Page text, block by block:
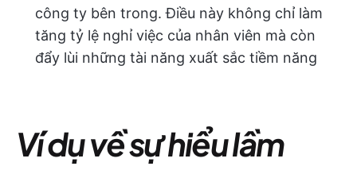
công ty bên trong. Điều này không chỉ làm
tăng tỷ lệ nghỉ việc của nhân viên mà còn
đẩy lùi những tài năng xuất sắc tiềm năng
Ví dụ về sự hiểu lầm